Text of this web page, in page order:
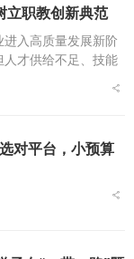
立职教创新典范
入高质量发展新阶
才供给不足、技能
发展，成为职业教
对平台，小预算